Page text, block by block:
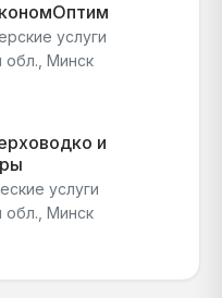
услуги
обл., Минск
и
услуги
обл., Минск